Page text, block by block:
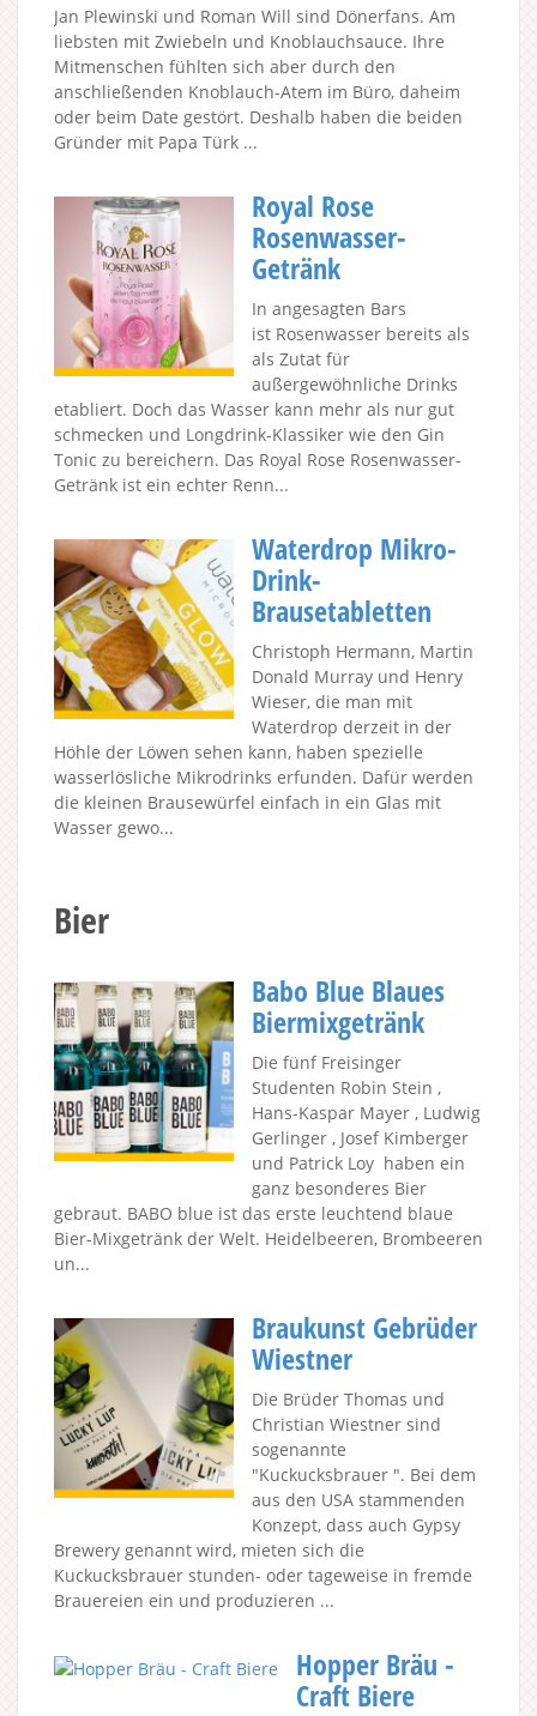
Jan Plewinski und Roman Will sind Dönerfans. Am
liebsten mit Zwiebeln und Knoblauchsauce. Ihre
Mitmenschen fühlten sich aber durch den
anschließenden Knoblauch-Atem im Büro, daheim
oder beim Date gestört. Deshalb haben die beiden
Gründer mit Papa Türk ...
Royal Rose
Rosenwasser-
Getränk
In angesagten Bars
ist Rosenwasser bereits als
als Zutat für
außergewöhnliche Drinks
etabliert. Doch das Wasser kann mehr als nur gut
schmecken und Longdrink-Klassiker wie den Gin
Tonic zu bereichern. Das Royal Rose Rosenwasser-
Getränk ist ein echter Renn...
Waterdrop Mikro-
Drink-
Brausetabletten
Christoph Hermann, Martin
Donald Murray und Henry
Wieser, die man mit
Waterdrop derzeit in der
Höhle der Löwen sehen kann, haben spezielle
wasserlösliche Mikrodrinks erfunden. Dafür werden
die kleinen Brausewürfel einfach in ein Glas mit
Wasser gewo...
Bier
Babo Blue Blaues
Biermixgetränk
Die fünf Freisinger
Studenten Robin Stein ,
Hans-Kaspar Mayer , Ludwig
Gerlinger , Josef Kimberger
und Patrick Loy haben ein
ganz besonderes Bier
gebraut. BABO blue ist das erste leuchtend blaue
Bier-Mixgetränk der Welt. Heidelbeeren, Brombeeren
un...
Braukunst Gebrüder
Wiestner
Die Brüder Thomas und
Christian Wiestner sind
sogenannte
"Kuckucksbrauer ". Bei dem
aus den USA stammenden
Konzept, dass auch Gypsy
Brewery genannt wird, mieten sich die
Kuckucksbrauer stunden- oder tageweise in fremde
Brauereien ein und produzieren ...
Hopper Bräu -
Craft Biere